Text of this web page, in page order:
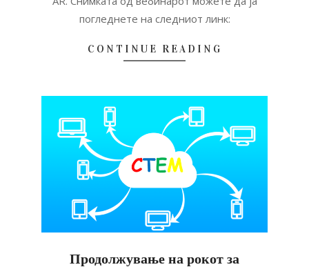
погледнете на следниот линк:
CONTINUE READING
Продолжување на рокот за